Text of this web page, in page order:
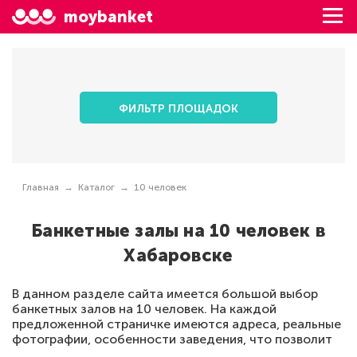
moybanket
ФИЛЬТР ПЛОЩАДОК
Главная Каталог 10 человек
Банкетные залы на 10 человек в
Хабаровске
В данном разделе сайта имеется большой выбор
банкетных залов на 10 человек. На каждой
предложенной страничке имеются адреса, реальные
фотографии, особенности заведения, что позволит